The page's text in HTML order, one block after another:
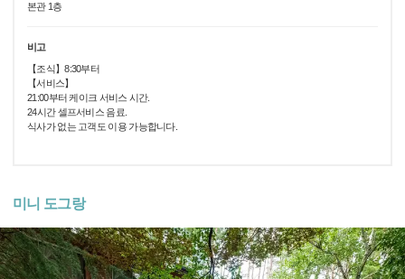
본관 1층
비고
【조식】8:30부터
【서비스】
21:00부터 케이크 서비스 시간.
24시간 셀프서비스 음료.
식사가 없는 고객도 이용 가능합니다.
미니 도그랑